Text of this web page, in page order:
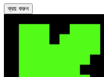
ক্রয় করুন